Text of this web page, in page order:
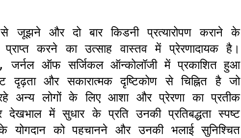
से जूझने और दो बार किडनी प्रत्यारोपण कराने के
करने का उत्साह वास्तव में प्रेरणादायक है।
जर्नल ऑफ सर्जिकल ऑन्कोलॉजी में प्रकाशित हुआ
और सकारात्मक दृष्टिकोण से चिह्नित है जो
अन्य लोगों के लिए आशा और प्रेरणा का प्रतीक
में सुधार के प्रति उनकी प्रतिबद्धता स्पष्ट
को पहचानने और उनकी भलाई सुनिश्चित